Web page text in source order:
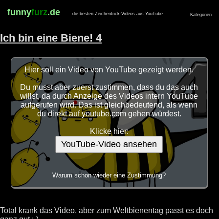
funnyfurz.de die besten Zeichentrick-Videos aus YouTube Kategorien
Ich bin eine Biene! 4
Hier soll ein Video von YouTube gezeigt werden.
Du musst aber zuerst zustimmen, dass du das auch
willst, da durch Anzeige des Videos intern YouTube
aufgerufen wird. Das ist gleichbedeutend, als wenn
du direkt auf youtube.com gehen würdest.
Klicke hier:
YouTube-Video ansehen
Warum schon wieder eine Zustimmung?
Total krank das Video, aber zum Weltbienentag passt es doch